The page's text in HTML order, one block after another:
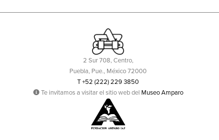
2 Sur 708, Centro,
Puebla, Pue., México 72000
T +52 (222) 229 3850
Te invitamos a visitar el sitio web del Museo Amparo